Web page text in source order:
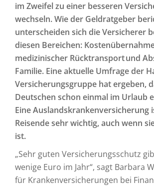
im Zweifel zu einer besseren
wechseln. Wie der Geldratgeber
unterscheiden sich die Versicherer
diesen Bereichen:
medizinischer Rücktransport und
Familie. Eine aktuelle Umfrage der
Versicherungsgruppe hat ergeben,
Deutschen schon einmal im Urlaub
Eine Auslandskrankenversicherung
Reisende sehr wichtig, auch wenn
ist.
„Sehr guten Versicherungsschutz
wenige Euro im Jahr“, sagt Barbara
für Krankenversicherungen bei